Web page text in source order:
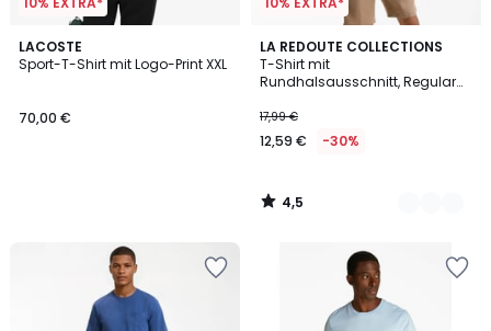
LACOSTE
Sport-T-Shirt mit Logo-Print XXL
70,00 €
LA REDOUTE COLLECTIONS
T-Shirt mit
Rundhalsausschnitt, Regular
17,99 €
12,59 € -30%
4,5
/ 5
2
Farben
4,5
/